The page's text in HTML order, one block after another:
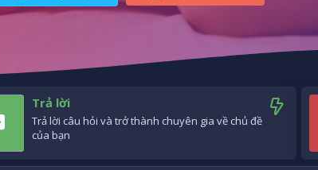
Trả lời
Trả lời câu hỏi và trở thành chuyên gia về chủ đề
của bạn